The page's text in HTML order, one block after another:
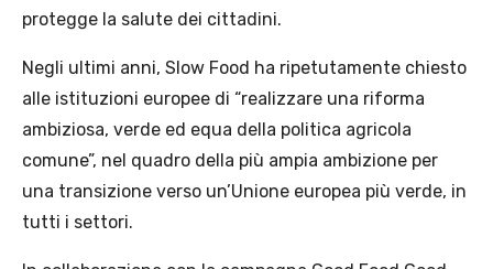
protegge la salute dei cittadini.
Negli ultimi anni, Slow Food ha ripetutamente chiesto
alle istituzioni europee di “realizzare una riforma
ambiziosa, verde ed equa della politica agricola
comune”, nel quadro della più ampia ambizione per
una transizione verso un’Unione europea più verde, in
tutti i settori.